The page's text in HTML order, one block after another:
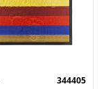
344405